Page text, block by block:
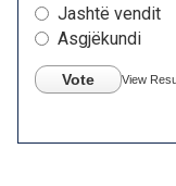
Jashtë vendit
Asgjëkundi
Vote View